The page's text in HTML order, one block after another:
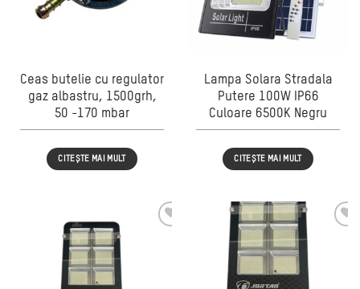
Ceas butelie cu regulator
gaz albastru, 1500grh,
50 -170 mbar
CITEȘTE MAI MULT
Lampa Solara Stradala
Putere 100W IP66
Culoare 6500K Negru
CITEȘTE MAI MULT